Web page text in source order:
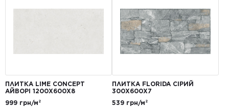
ПЛИТКА LIME CONCEPT
АЙВОРІ 1200Х600Х8
999 грн/м²
ПЛИТКА FLORIDA СІРИЙ
300Х600Х7
539 грн/м²